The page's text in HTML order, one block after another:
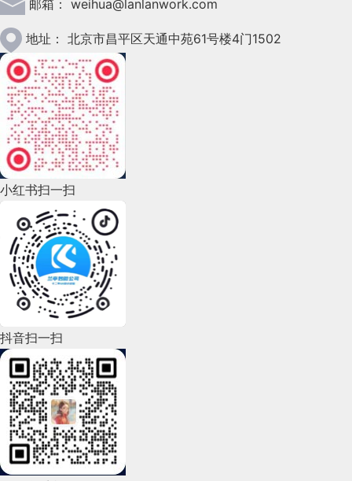
2023年2月(90)
2023年1月(78)
2022年12月(45)
2022年11月(69)
2022年10月(51)
2022年9月(135)
2022年8月(60)
2022年7月(111)
2022年6月(162)
2022年5月(143)
2022年4月(86)
2022年3月(119)
2022年2月(53)
2022年1月(99)
2021年12月(105)
邮箱： weihua@lanlanwork.com
地址： 北京市昌平区天通中苑61号楼4门1502
小红书扫一扫
抖音扫一扫